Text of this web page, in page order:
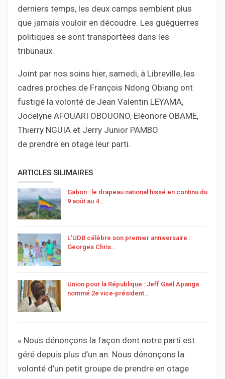
derniers temps, les deux camps semblent plus
que jamais vouloir en découdre. Les guéguerres
politiques se sont transportées dans les
tribunaux.
Joint par nos soins hier, samedi, à Libreville, les
cadres proches de François Ndong Obiang ont
fustigé la volonté de Jean Valentin LEYAMA,
Jocelyne AFOUARI OBOUONO, Eléonore OBAME,
Thierry NGUIA et Jerry Junior PAMBO
de prendre en otage leur parti.
ARTICLES SILIMAIRES
Gabon : le drapeau national hissé en continu du
9 août au 4…
L’UDB célèbre son premier anniversaire :
Georges Chris…
Union pour la République : Jeff Gaël Apanga
nommé 2e vice‑président…
« Nous dénonçons la façon dont notre parti est
géré depuis plus d’un an. Nous dénonçons la
volonté d’un petit groupe de prendre en otage